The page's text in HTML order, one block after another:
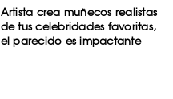
Artista crea muñecos realistas
de tus celebridades favoritas,
el parecido es impactante